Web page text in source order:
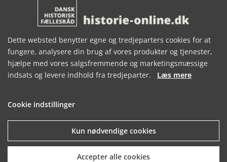
- og ikke mindst stærke kvinder som Johanne og hendes
tante. ”Lille Du” er slægtshistorie, når den er bedst.
SE RELATEREDE ARTIKLER
Dette websted benytter egne og tredjeparters cookies for at
fungere, analysere din brug af vores produkter og tjenester,
hjælpe med vores salgsfremmende og marketingsmæssige
indsats og levere indhold fra tredjeparter. Læs mere
Cookie indstillinger
Kun nødvendige cookies
Accepter alle cookies